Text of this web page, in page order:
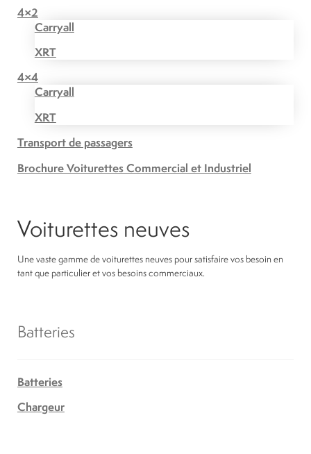
4×2
Carryall
XRT
4×4
Carryall
XRT
Transport de passagers
Brochure Voiturettes Commercial et Industriel
Voiturettes neuves
Une vaste gamme de voiturettes neuves pour satisfaire vos besoin en
tant que particulier et vos besoins commerciaux.
Batteries
Batteries
Chargeur